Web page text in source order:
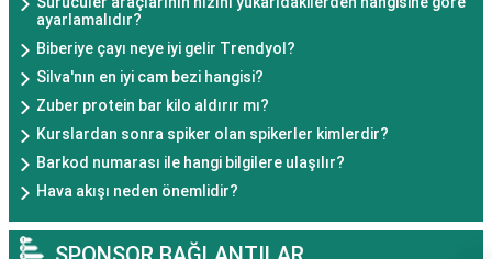
ayarlamalıdır?
Biberiye çayı neye iyi gelir Trendyol?
Silva'nın en iyi cam bezi hangisi?
Zuber protein bar kilo aldırır mı?
Kurslardan sonra spiker olan spikerler kimlerdir?
Barkod numarası ile hangi bilgilere ulaşılır?
Hava akışı neden önemlidir?